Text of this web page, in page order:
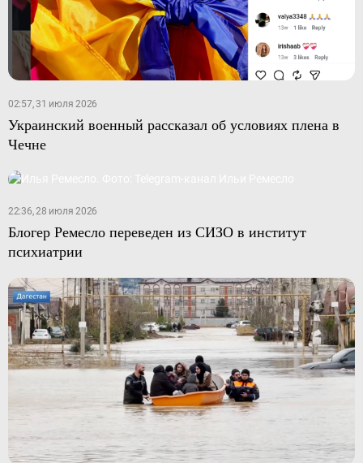
02:57, 31 июля 2026
Украинский военный рассказал об условиях плена в
Чечне
22:36, 28 июля 2026
Блогер Ремесло переведен из СИЗО в институт
психиатрии